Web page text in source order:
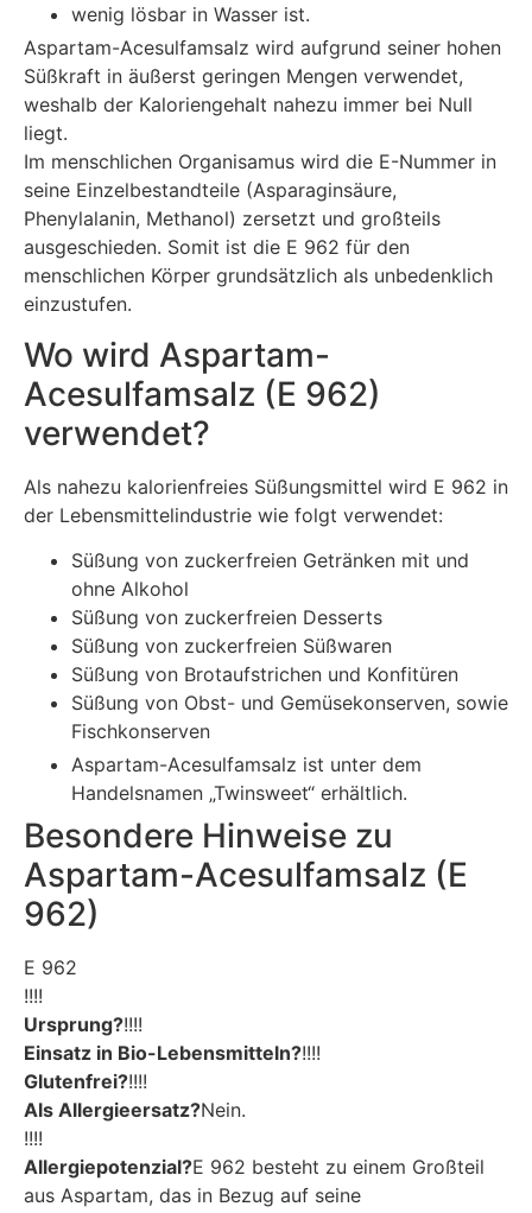
wenig lösbar in Wasser ist.
Aspartam-Acesulfamsalz wird aufgrund seiner hohen
Süßkraft in äußerst geringen Mengen verwendet,
weshalb der Kaloriengehalt nahezu immer bei Null
liegt.
Im menschlichen Organisamus wird die E-Nummer in
seine Einzelbestandteile (Asparaginsäure,
Phenylalanin, Methanol) zersetzt und großteils
ausgeschieden. Somit ist die E 962 für den
menschlichen Körper grundsätzlich als unbedenklich
einzustufen.
Wo wird Aspartam-
Acesulfamsalz (E 962)
verwendet?
Als nahezu kalorienfreies Süßungsmittel wird E 962 in
der Lebensmittelindustrie wie folgt verwendet:
Süßung von zuckerfreien Getränken mit und
ohne Alkohol
Süßung von zuckerfreien Desserts
Süßung von zuckerfreien Süßwaren
Süßung von Brotaufstrichen und Konfitüren
Süßung von Obst- und Gemüsekonserven, sowie
Fischkonserven
Aspartam-Acesulfamsalz ist unter dem
Handelsnamen „Twinsweet“ erhältlich.
Besondere Hinweise zu
Aspartam-Acesulfamsalz (E
962)
E 962
!!!!
Ursprung?!!!!
Einsatz in Bio-Lebensmitteln?!!!!
Glutenfrei?!!!!
Als Allergieersatz?Nein.
!!!!
Allergiepotenzial?E 962 besteht zu einem Großteil
aus Aspartam, das in Bezug auf seine